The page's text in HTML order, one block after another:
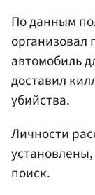
По данным
организовал
автомобиль
доставил
убийства.
Личности
поиск.